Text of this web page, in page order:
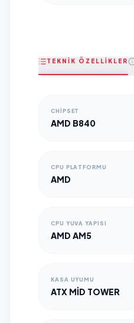
TEKNİK ÖZELLİKLER
CHIPSET
AMD B840
CPU PLATFORMU
AMD
CPU YUVA YAPISI
AMD AM5
KASA UYUMU
ATX MID TOWER